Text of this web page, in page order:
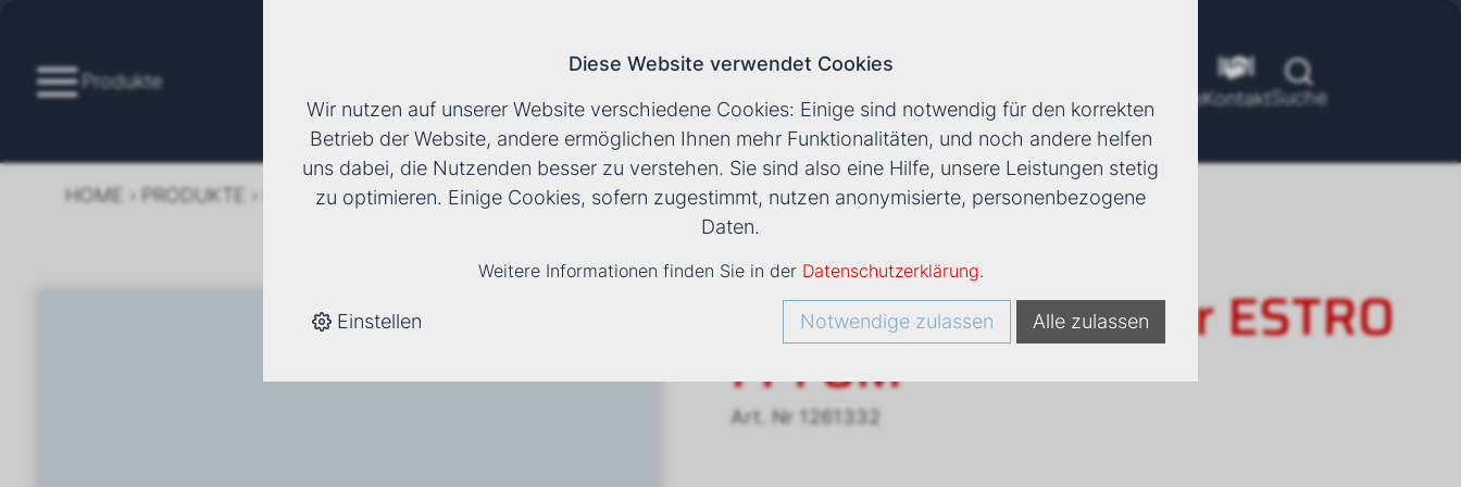
Produkte
ToolsUnternehmen KarriereKontaktSuche
HOME › PRODUKTE › KÄLTE/KLIMA › FANCOILS › VENTILATORKONVEKTOR ESTRO FPI 6M
Ventilatorkonvektor ESTRO
FPi 6M
Art. Nr 1261332
Diese Website verwendet Cookies
Wir nutzen auf unserer Website verschiedene Cookies: Einige sind notwendig für den korrekten
Betrieb der Website, andere ermöglichen Ihnen mehr Funktionalitäten, und noch andere helfen
uns dabei, die Nutzenden besser zu verstehen. Sie sind also eine Hilfe, unsere Leistungen stetig
zu optimieren. Einige Cookies, sofern zugestimmt, nutzen anonymisierte, personenbezogene
Daten.
Weitere Informationen finden Sie in der Datenschutzerklärung.
Einstellen Notwendige zulassen Alle zulassen